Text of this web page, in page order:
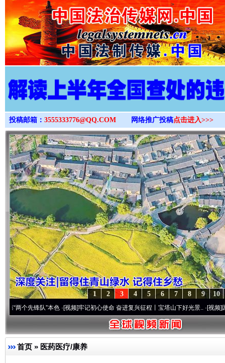
>
投稿邮箱： 3555333776@QQ.COM 网络推广投稿点击进入>>>
10
9
8
7
6
5
4
3
2
1
锋队”本色·[视频]牢记初心使命 奋进复兴征程丨宝塔山下好光景..·[视频]因党而生
首页 » 医药医疗/康养